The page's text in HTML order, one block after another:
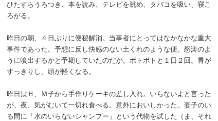
ひたすらうろつき、本を読み、テレビを眺め、タバコを吸い、寝こ
ろがる。
昨日の朝、４日ぶりに便秘解消。当事者にとってはなかなかな重大
事件であった。予想に反し快感のない土くれのような便。怒涛のよ
うに噴出するかと予期していたのだが。ボトボトと１日２回。胃が
すっきりし、頭が軽くなる。
昨日はＨ、Ｍ子から手作りケーキの差し入れ。いらないよと言った
が、夜、気がむいて一切れ食べる。意外においしかった。妻子のい
る間に「水のいらないシャンプー」という代物を試した（ま、それ